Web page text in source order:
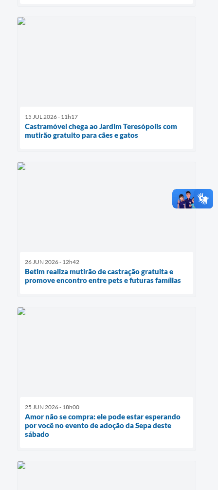
15 JUL 2026 - 11h17
Castramóvel chega ao Jardim Teresópolis com
mutirão gratuito para cães e gatos
26 JUN 2026 - 12h42
Betim realiza mutirão de castração gratuita e
promove encontro entre pets e futuras famílias
25 JUN 2026 - 18h00
Amor não se compra: ele pode estar esperando
por você no evento de adoção da Sepa deste
sábado